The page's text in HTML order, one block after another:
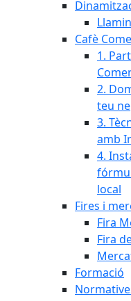
Cafè
1.
2.
teu
3.
amb
4.
local
Fires i
Fira
Fira
Formació